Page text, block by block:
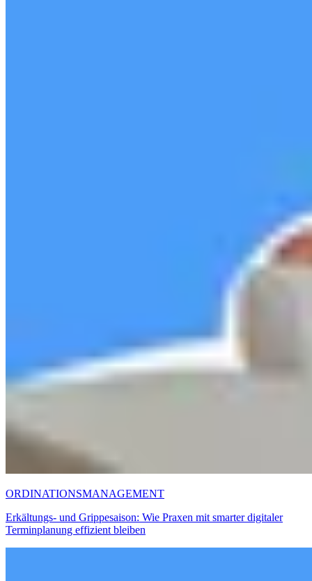
ORDINATIONSMANAGEMENT
Erkältungs- und Grippesaison: Wie Praxen mit smarter digitaler
Terminplanung effizient bleiben